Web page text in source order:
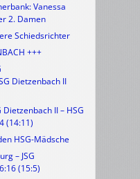
Vanessa
2. Damen
Schiedsrichter
+++
Dietzenbach II
II – HSG
(14:11)
HSG-Mädsche
– JSG
(15:5)